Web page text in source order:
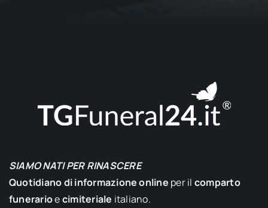
SIAMO NATI PER RINASCERE
Quotidiano di informazione online per il comparto
funerarioecimiteriale italiano.